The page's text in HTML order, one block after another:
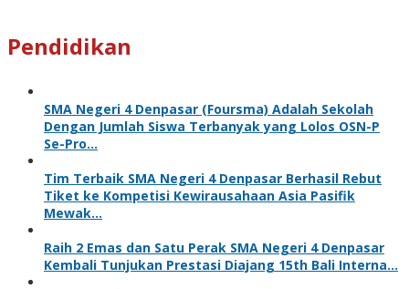
Pendidikan
SMA Negeri 4 Denpasar (Foursma) Adalah Sekolah
Dengan Jumlah Siswa Terbanyak yang Lolos OSN-P
Se-Pro…
Tim Terbaik SMA Negeri 4 Denpasar Berhasil Rebut
Tiket ke Kompetisi Kewirausahaan Asia Pasifik
Mewak…
Raih 2 Emas dan Satu Perak SMA Negeri 4 Denpasar
Kembali Tunjukan Prestasi Diajang 15th Bali Interna…